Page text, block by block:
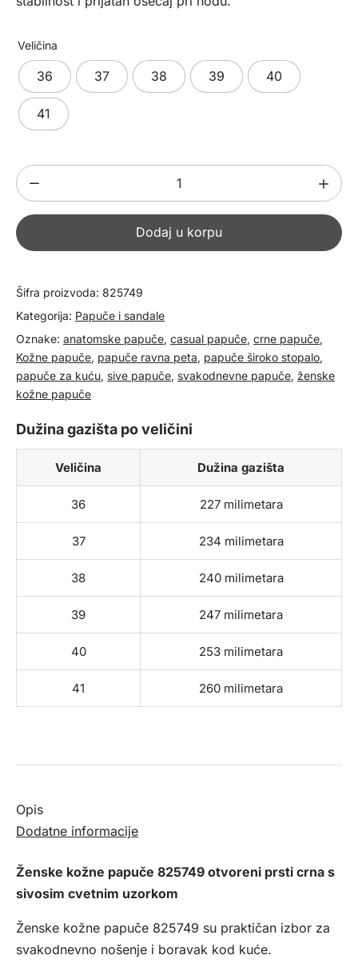
Veličina
36 37 38 39 40
41
Ženske
kožne
papuče
825749
Dodaj u korpu
Šifra proizvoda: 825749
Kategorija: Papuče i sandale
Oznake: anatomske papuče, casual papuče, crne papuče,
Kožne papuče, papuče ravna peta, papuče široko stopalo,
papuče za kuću, sive papuče, svakodnevne papuče, ženske
kožne papuče
Dužina gazišta po veličini
Veličina Dužina gazišta
36 227 milimetara
37 234 milimetara
38 240 milimetara
39 247 milimetara
40 253 milimetara
41 260 milimetara
Opis
Dodatne informacije
Ženske kožne papuče 825749 otvoreni prsti crna s
sivosim cvetnim uzorkom
Ženske kožne papuče 825749 su praktičan izbor za
svakodnevno nošenje i boravak kod kuće.